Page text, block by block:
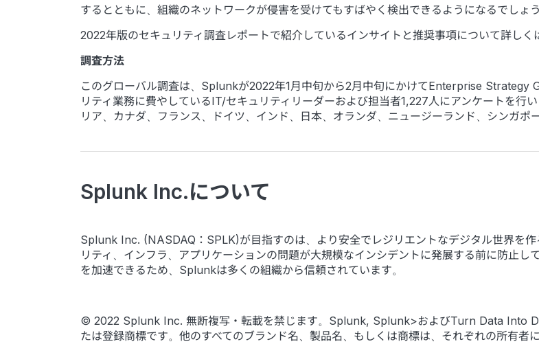
するとともに、組織のネットワークが侵害を受けてもすばやく検出できるようになるでしょう
2022年版のセキュリティ調査レポートで紹介しているインサイトと推奨事項について詳しく
調査方法
このグローバル調査は、Splunkが2022年1月中旬から2月中旬にかけてEnterprise Strategy
リティ業務に費やしているIT/セキュリティリーダーおよび担当者1,227人にアンケートを行
リア、カナダ、フランス、ドイツ、インド、日本、オランダ、ニュージーランド、シンガポ
Splunk Inc.について
Splunk Inc. (NASDAQ：SPLK)が目指すのは、より安全でレジリエントなデジタル世界を
リティ、インフラ、アプリケーションの問題が大規模なインシデントに発展する前に防止
を加速できるため、Splunkは多くの組織から信頼されています。
© 2022 Splunk Inc. 無断複写・転載を禁じます。Splunk, Splunk>およびTurn Data Into
たは登録商標です。他のすべてのブランド名、製品名、もしくは商標は、それぞれの所有者に